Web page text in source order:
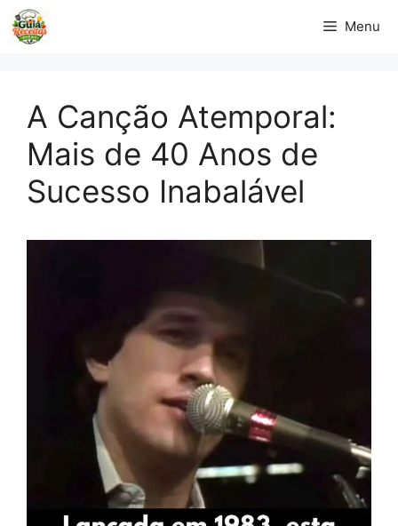
Pular
para
Menu
A Canção Atemporal:
Mais de 40 Anos de
Sucesso Inabalável